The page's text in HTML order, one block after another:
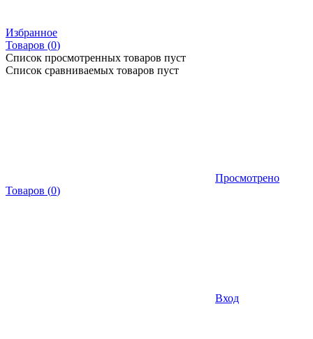
Избранное
Товаров (0)
Список просмотренных товаров пуст
Список сравниваемых товаров пуст
Просмотрено
Товаров (0)
Вход